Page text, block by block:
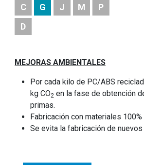
C
D
G
J
M
P
MEJORAS AMBIENTALES
Por cada kilo de PC/ABS
kg CO2 en la fase de obtención
primas.
Fabricación con materiales
Se evita la fabricación de